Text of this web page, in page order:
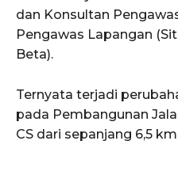
dan Konsultan
Pengawas Lapangan
Beta).
Ternyata terjadi
pada Pembangunan
CS dari sepanjang 6,5